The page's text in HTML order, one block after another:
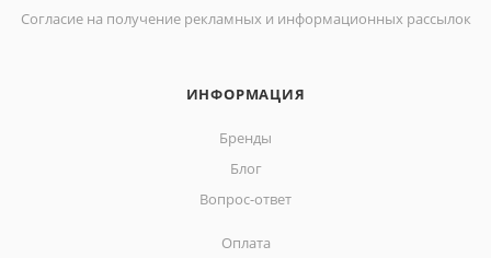
Согласие на получение рекламных и информационных рассылок
ИНФОРМАЦИЯ
Бренды
Блог
Вопрос-ответ
Оплата